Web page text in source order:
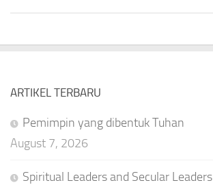
ARTIKEL TERBARU
Pemimpin yang dibentuk Tuhan
August 7, 2026
Spiritual Leaders and Secular Leaders